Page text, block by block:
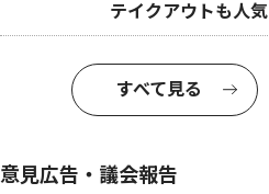
テイクアウトも人気
すべて見る
意見広告・議会報告